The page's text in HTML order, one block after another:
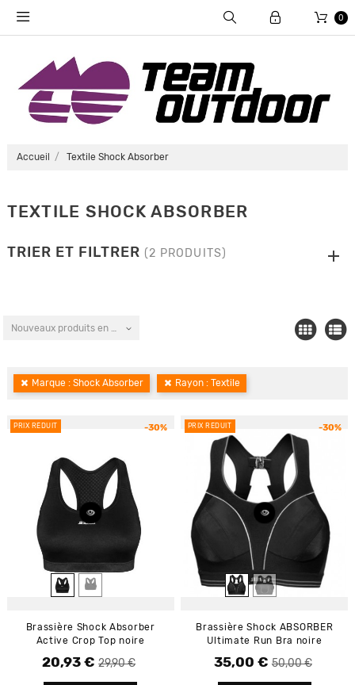
0
Accueil Textile Shock Absorber
TEXTILE SHOCK ABSORBER
TRIER ET FILTRER (2 PRODUITS)
Nouveaux produits en premier
Marque : Shock Absorber Rayon : Textile
PRIX RÉDUIT -30%
Brassière Shock Absorber
Active Crop Top noire
Prix de base29,90 €
Prix
20,93 €
PRIX RÉDUIT -30%
Brassière Shock ABSORBER
Ultimate Run Bra noire
Prix de base 50,00 €
Prix
35,00 €